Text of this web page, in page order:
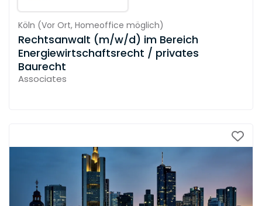
Köln (Vor Ort, Homeoffice möglich)
Rechtsanwalt (m/w/d) im Bereich
Energiewirtschaftsrecht / privates
Baurecht
Associates